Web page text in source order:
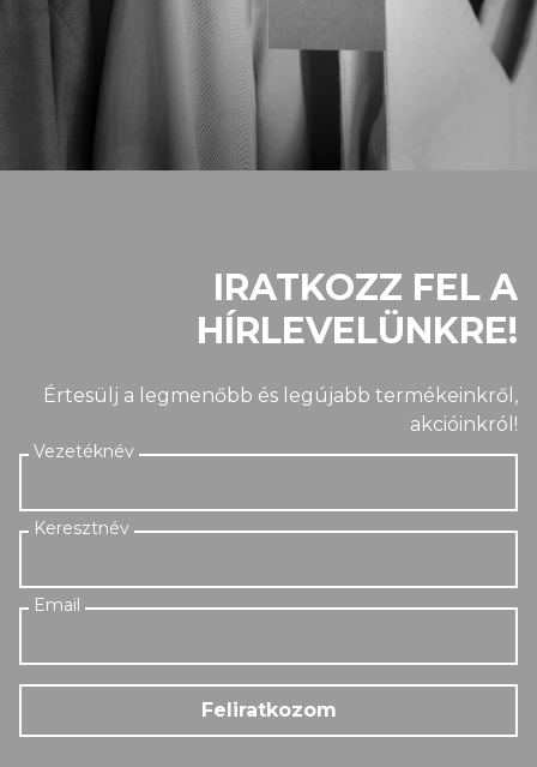
IRATKOZZ FEL A
HÍRLEVELÜNKRE!
Értesülj a legmenőbb és legújabb termékeinkről,
akcióinkról!
Feliratkozom